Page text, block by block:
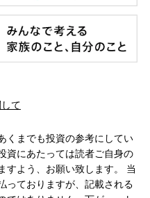
て
くまでも投資の参考にしてい
資にあたっては読者ご自身の
すよう、お願い致します。 当
っておりますが、記載される